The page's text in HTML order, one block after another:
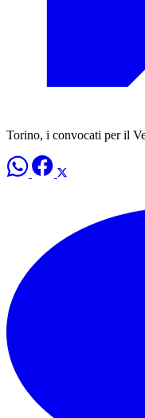
Torino, i convocati per il